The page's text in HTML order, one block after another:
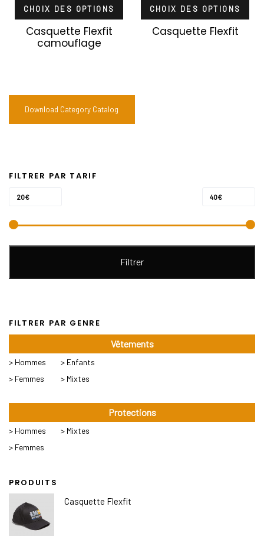
FILTRER PAR TARIF
Prix
Prix
Filtrer
20€ 40€
FILTRER PAR GENRE
Vêtements
> Hommes
> Femmes
> Enfants
> Mixtes
Protections
> Hommes
> Femmes
> Mixtes
PRODUITS
Casquette Flexfit
CHOIX DES OPTIONS
Casquette Flexfit
camouflage
CHOIX DES OPTIONS
Casquette Flexfit
Download Category Catalog